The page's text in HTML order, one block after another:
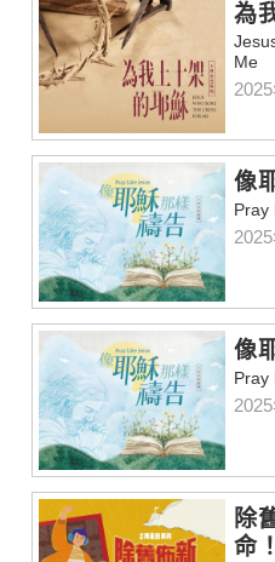
為
Me
像
Pray
像
Pray
除
命！